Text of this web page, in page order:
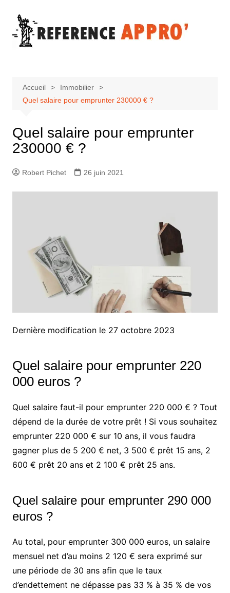
contenu
Accueil
Immobilier
Quel salaire pour emprunter 230000 € ?
Quel salaire pour emprunter
230000 € ?
Robert Pichet 26 juin 2021
Dernière modification le 27 octobre 2023
Quel salaire pour emprunter 220
000 euros ?
Quel salaire faut-il pour emprunter 220 000 € ? Tout
dépend de la durée de votre prêt ! Si vous souhaitez
emprunter 220 000 € sur 10 ans, il vous faudra
gagner plus de 5 200 € net, 3 500 € prêt 15 ans, 2
600 € prêt 20 ans et 2 100 € prêt 25 ans.
Quel salaire pour emprunter 290 000
euros ?
Au total, pour emprunter 300 000 euros, un salaire
mensuel net d’au moins 2 120 € sera exprimé sur
une période de 30 ans afin que le taux
d’endettement ne dépasse pas 33 % à 35 % de vos